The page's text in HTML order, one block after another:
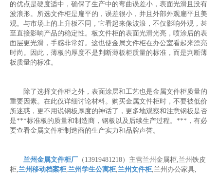
的优点是硬度适中，确保了生产中的弯曲误差小，表面光滑且没有
波浪形。所选文件柜是扁平的，误差很小，并且外部外观扁平且美
观。与市场上的上升板不同，它看起来像波浪，不仅影响外观，甚
至直接影响产品的稳定性。板文件柜的表面光滑光亮，喷涂后的表
面层更光滑，手感非常好。这也使金属文件柜在办公室看起来漂亮
时尚。因此，薄板的厚度不是判断薄板柜质量的标准，而是判断薄
板质量的标准。
除了选择文件柜之外，表面涂层和工艺也是金属文件柜质量的
重要因素。在此仅详细讨论材料。购买金属文件柜时，不要被低价
所迷惑，更不用说钢板厚度的神话了，更多地观察和注意钢板是否
是***标准板的质量和制造商，钢板以及后续生产过程。***，有必
要查看金属文件柜制造商的生产实力和品牌声誉。
兰州金属文件柜厂（13919481218）主营兰州金属柜,兰州铁皮
柜,兰州移动档案柜,兰州学生公寓柜,兰州文件柜,兰州办公家具,